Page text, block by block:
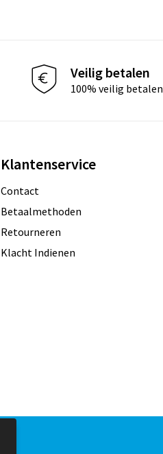
Veilig betalen
100% veilig betalen
Klantenservice
Contact
Betaalmethoden
Retourneren
Klacht Indienen